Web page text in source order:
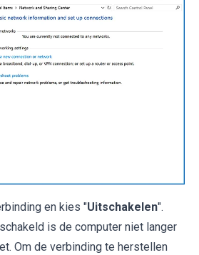
en kies "Uitschakelen".
is de computer niet langer
Om de verbinding te herstellen